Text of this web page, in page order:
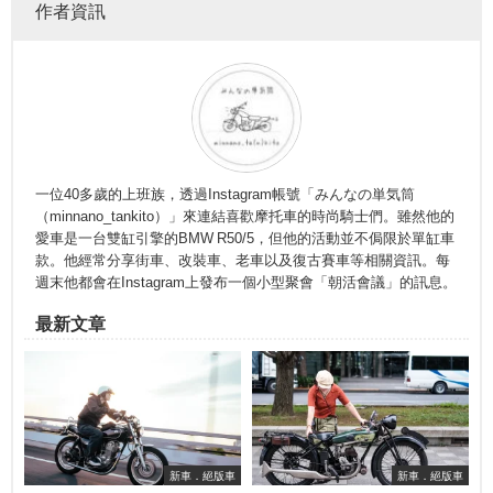
作者資訊
一位40多歲的上班族，透過Instagram帳號「みんなの単気筒
（minnano_tankito）」來連結喜歡摩托車的時尚騎士們。雖然他的
愛車是一台雙缸引擎的BMW R50/5，但他的活動並不侷限於單缸車
款。他經常分享街車、改裝車、老車以及復古賽車等相關資訊。每
週末他都會在Instagram上發布一個小型聚會「朝活會議」的訊息。
最新文章
新車．絕版車 新車．絕版車